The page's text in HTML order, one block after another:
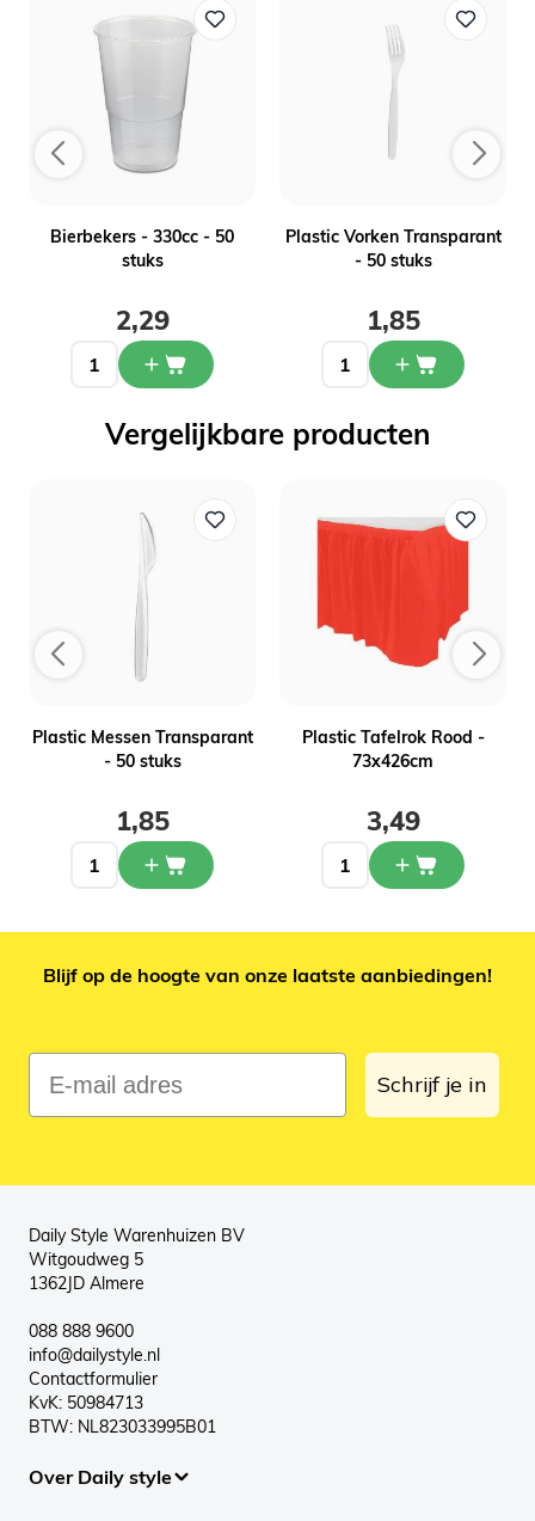
Bierbekers - 330cc - 50
stuks
2,29
Plastic Vorken Transparant
- 50 stuks
1,85
Vergelijkbare producten
Plastic Messen Transparant
- 50 stuks
1,85
Plastic Tafelrok Rood -
73x426cm
3,49
Blijf op de hoogte van onze laatste aanbiedingen!
E-mail adres
Schrijf je in
Daily Style Warenhuizen BV
Witgoudweg 5
1362JD Almere
088 888 9600
info@dailystyle.nl
Contactformulier
KvK: 50984713
BTW: NL823033995B01
Over Daily style